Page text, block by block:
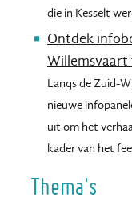
die in Kesselt
Ontdek
Willemsvaart
Langs de Zuid-
nieuwe
uit om het
kader van het
Thema's